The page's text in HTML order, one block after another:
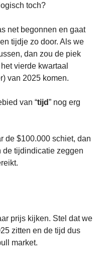
toch?
net begonnen en gaat
tijdje zo door. Als we
dan zou de piek
vierde kwartaal
van 2025 komen.
van “tijd” nog erg
de $100.000 schiet, dan
de tijdindicatie zeggen
prijs kijken. Stel dat we
zitten en de tijd dus
market.